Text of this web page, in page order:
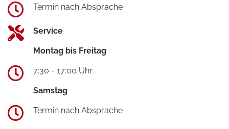
Termin nach Absprache
Service
Montag bis Freitag
7:30 - 17:00 Uhr
Samstag
Termin nach Absprache